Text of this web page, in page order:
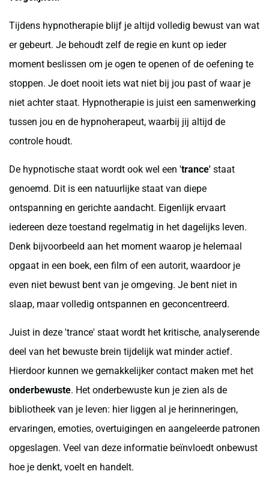
Tijdens hypnotherapie blijf je altijd volledig bewust van wat
er gebeurt. Je behoudt zelf de regie en kunt op ieder
moment beslissen om je ogen te openen of de oefening te
stoppen. Je doet nooit iets wat niet bij jou past of waar je
niet achter staat. Hypnotherapie is juist een samenwerking
tussen jou en de hypnoherapeut, waarbij jij altijd de
controle houdt.
De hypnotische staat wordt ook wel een 'trance' staat
genoemd. Dit is een natuurlijke staat van diepe
ontspanning en gerichte aandacht. Eigenlijk ervaart
iedereen deze toestand regelmatig in het dagelijks leven.
Denk bijvoorbeeld aan het moment waarop je helemaal
opgaat in een boek, een film of een autorit, waardoor je
even niet bewust bent van je omgeving. Je bent niet in
slaap, maar volledig ontspannen en geconcentreerd.
Juist in deze 'trance' staat wordt het kritische, analyserende
deel van het bewuste brein tijdelijk wat minder actief.
Hierdoor kunnen we gemakkelijker contact maken met het
onderbewuste. Het onderbewuste kun je zien als de
bibliotheek van je leven: hier liggen al je herinneringen,
ervaringen, emoties, overtuigingen en aangeleerde patronen
opgeslagen. Veel van deze informatie beïnvloedt onbewust
hoe je denkt, voelt en handelt.